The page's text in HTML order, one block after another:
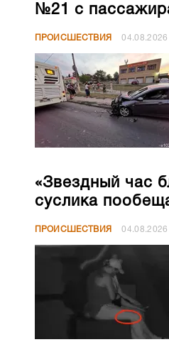
№21 с
ПРОИСШЕСТВИЯ 04.08.2026
«Звездный час
суслика
ПРОИСШЕСТВИЯ 04.08.2026